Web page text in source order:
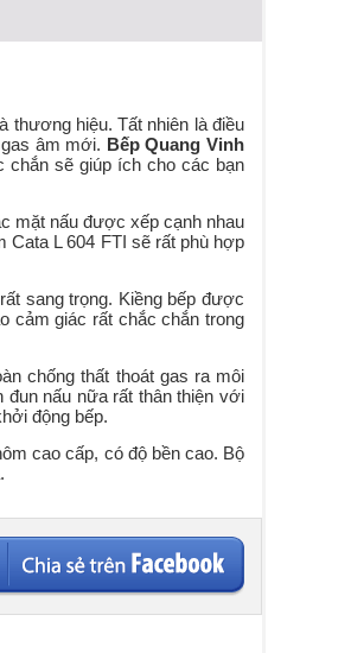
thương hiệu. Tất nhiên là điều
âm mới. Bếp Quang Vinh
chắn sẽ giúp ích cho các bạn
mặt nấu được xếp cạnh nhau
Cata L 604 FTI sẽ rất phù hợp
sang trọng. Kiềng bếp được
cảm giác rất chắc chắn trong
chống thất thoát gas ra môi
đun nấu nữa rất thân thiện với
động bếp.
cao cấp, có độ bền cao. Bộ